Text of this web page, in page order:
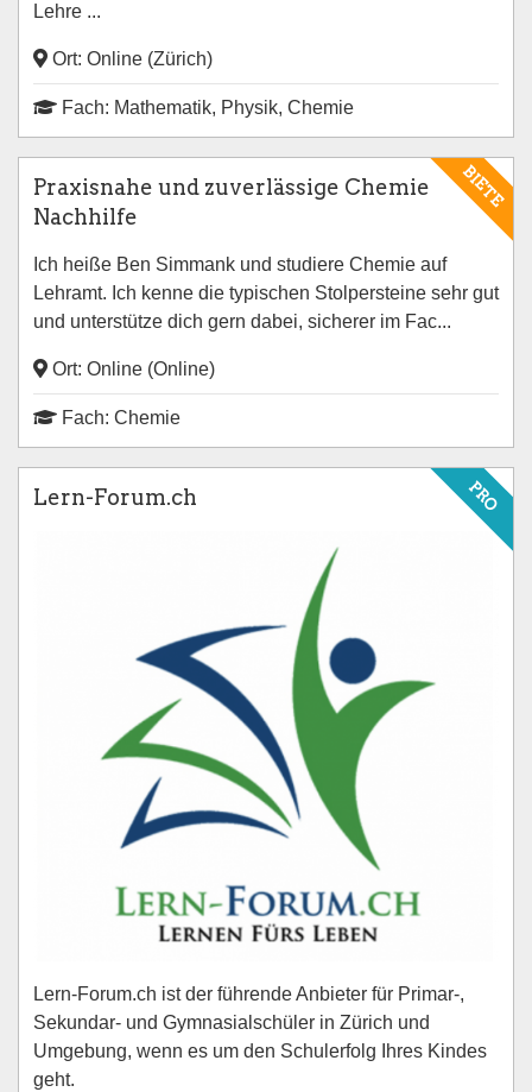
Lehre ...
Ort: Online (Zürich)
Fach: Mathematik, Physik, Chemie
BIETE
Praxisnahe und zuverlässige Chemie
Nachhilfe
Ich heiße Ben Simmank und studiere Chemie auf
Lehramt. Ich kenne die typischen Stolpersteine sehr gut
und unterstütze dich gern dabei, sicherer im Fac...
Ort: Online (Online)
Fach: Chemie
PRO
Lern-Forum.ch
Lern-Forum.ch ist der führende Anbieter für Primar-,
Sekundar- und Gymnasialschüler in Zürich und
Umgebung, wenn es um den Schulerfolg Ihres Kindes
geht.